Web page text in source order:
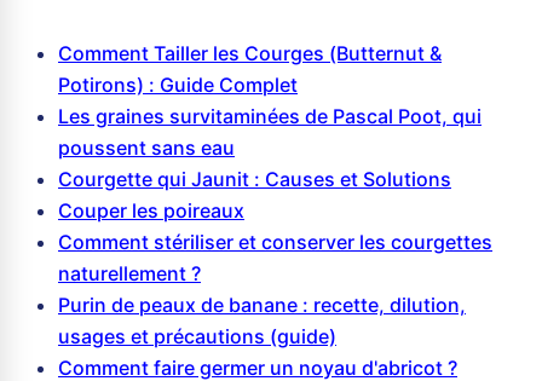
Comment Tailler les Courges (Butternut &
Potirons) : Guide Complet
Les graines survitaminées de Pascal Poot, qui
poussent sans eau
Courgette qui Jaunit : Causes et Solutions
Couper les poireaux
Comment stériliser et conserver les courgettes
naturellement ?
Purin de peaux de banane : recette, dilution,
usages et précautions (guide)
Comment faire germer un noyau d'abricot ?